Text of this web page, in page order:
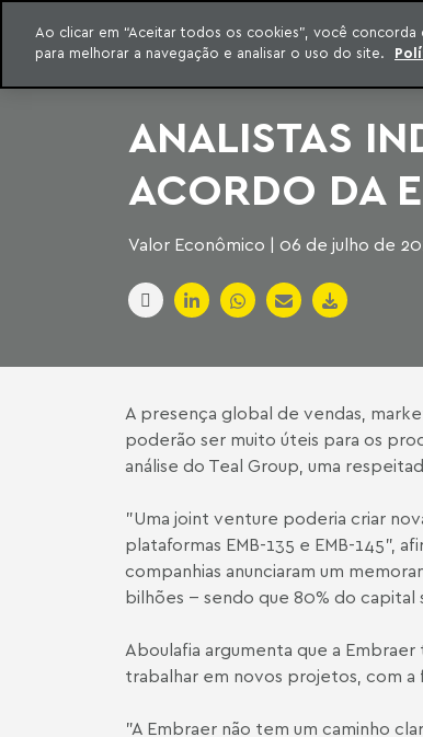
para o conteúdo
Machado Meyer
INTELIGÊNCIA
CONTEÚDO EXCLUSIVO MACHADO MEYER
ANALISTAS
ACORDO DA
Valor Econômico | 06 de julho de
A presença global de vendas,
poderão ser muito úteis para os
análise do Teal Group, uma
"Uma joint venture poderia criar
plataformas EMB-135 e EMB-145",
companhias anunciaram um
bilhões -- sendo que 80% do capital
Aboulafia argumenta que a
trabalhar em novos projetos, com
"A Embraer não tem um caminho
Ao clicar em “Aceitar todos os cookies”, você
para melhorar a navegação e analisar o uso do site.